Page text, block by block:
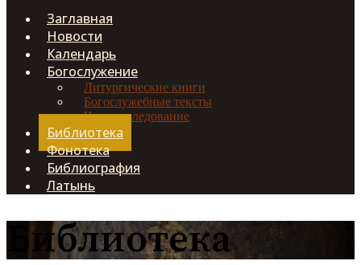
Заглавная
Новости
Календарь
Богослужение
Литургические книги
Богослужебные тексты
Чинопоследование
Библиотека
Фонотека
Библиография
Латынь
Библиотека